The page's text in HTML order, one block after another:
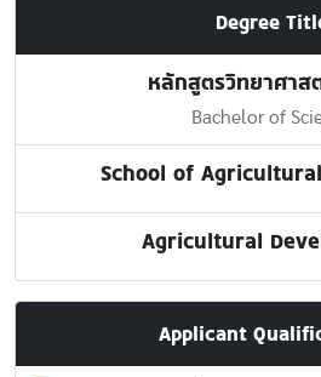
Degree
หลักสูตรวิทยาศา
Bachelor of
School of
Agricultural
Applicant